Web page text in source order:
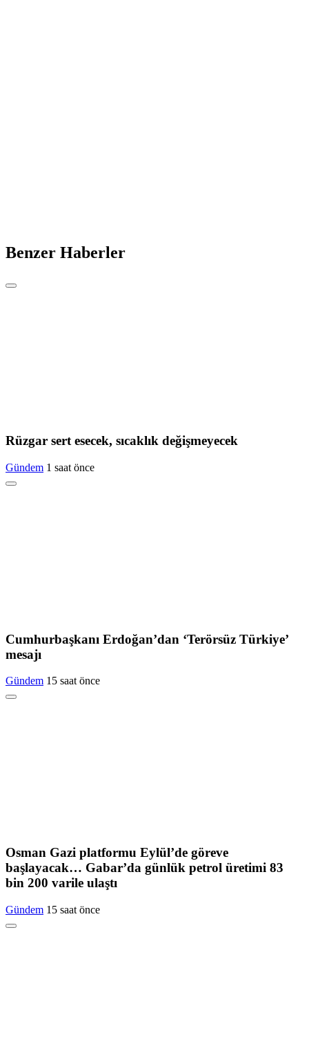
Benzer Haberler
Rüzgar sert esecek, sıcaklık değişmeyecek
Gündem 1 saat önce
Cumhurbaşkanı Erdoğan’dan ‘Terörsüz Türkiye’
mesajı
Gündem 15 saat önce
Osman Gazi platformu Eylül’de göreve
başlayacak… Gabar’da günlük petrol üretimi 83
bin 200 varile ulaştı
Gündem 15 saat önce